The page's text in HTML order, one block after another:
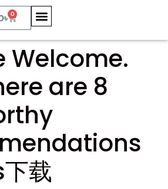
৳ 0
Welcome.
are 8
载